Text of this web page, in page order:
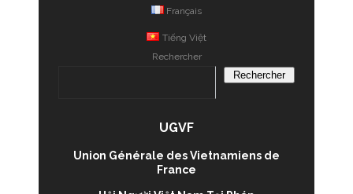
Français
Tiếng Việt
Rechercher
Rechercher
UGVF
Union Générale des Vietnamiens de
France